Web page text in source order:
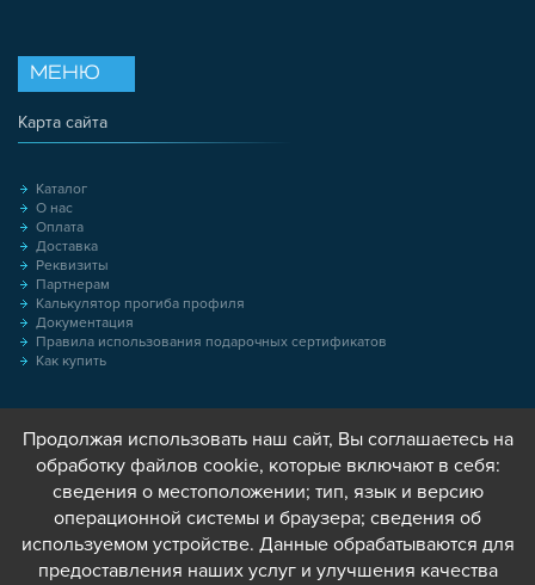
МЕНЮ
Карта сайта
Каталог
О нас
Оплата
Доставка
Реквизиты
Партнерам
Калькулятор прогиба профиля
Документация
Правила использования подарочных сертификатов
Как купить
Продолжая использовать наш сайт, Вы соглашаетесь на
обработку файлов cookie, которые включают в себя:
сведения о местоположении; тип, язык и версию
операционной системы и браузера; сведения об
используемом устройстве. Данные обрабатываются для
предоставления наших услуг и улучшения качества